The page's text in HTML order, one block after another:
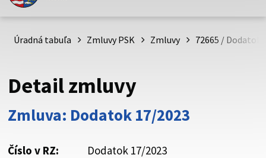
Toto je oficiálna webová stránka Prešovského
psk.sk.
Buďte pozorní a vždy sa uistite, že zdieľate informácie iba
cez zabezpečenú webovú stránku. Zabezpečená stránka
vždy začína https:// pred názvom domény webového sídla.
Úradná tabuľa Zmluvy PSK Zmluvy 72665 / Dodatok
Detail zmluvy
Zmluva: Dodatok 17/2023
Číslo v RZ:
Dodatok 17/2023